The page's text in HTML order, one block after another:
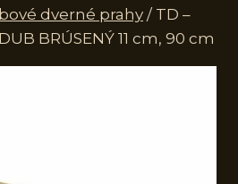
dverné prahy / TD –
BRÚSENÝ 11 cm, 90 cm